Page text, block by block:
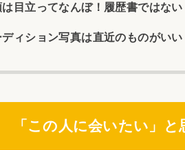
は目立ってなんぼ！履歴書ではない
ディション写真は直近のものがいい
「この人に会いたい 」 と